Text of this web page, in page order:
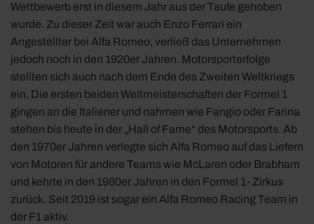
Wettbewerb erst in diesem Jahr aus der Taufe gehoben
wurde. Zu dieser Zeit war auch Enzo Ferrari ein
Angestellter bei Alfa Romeo, verließ das Unternehmen
jedoch noch in den 1920er Jahren. Motorsporterfolge
stellten sich auch nach dem Ende des Zweiten Weltkriegs
ein. Die ersten beiden Weltmeisterschaften der Formel 1
gingen an die Italiener und nahmen wie Fangio oder Farina
stehen bis heute in der „Hall of Fame“ des Motorsports. Ab
den 1970er Jahren verlegte sich Alfa Romeo auf das Liefern
von Motoren für andere Teams wie McLaren oder Brabham
und kehrte in den 1980er Jahren in den Formel 1- Zirkus
zurück. Seit 2019 ist sogar ein Alfa Romeo Racing Team in
der F1 aktiv.